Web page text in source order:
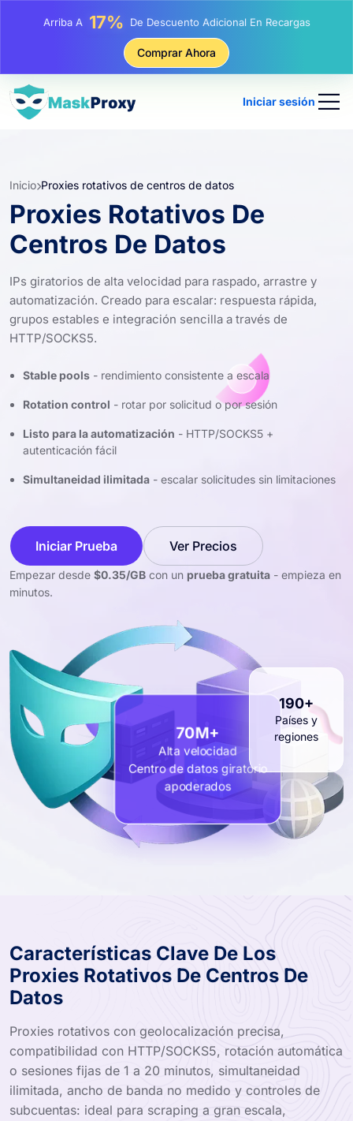
Arriba A 25% Descuento En Compras Estáticas IP
81% Descuento En Compras Rotativas IP
Comprar Ahora
Iniciar sesión
Inicio Proxies rotativos de centros de datos
Proxies Rotativos De
Centros De Datos
IPs giratorios de alta velocidad para raspado, arrastre y
automatización. Creado para escalar: respuesta rápida,
grupos estables e integración sencilla a través de
HTTP/SOCKS5.
Stable pools - rendimiento consistente a escala
Rotation control - rotar por solicitud o por sesión
Listo para la automatización - HTTP/SOCKS5 +
autenticación fácil
Simultaneidad ilimitada - escalar solicitudes sin limitaciones
Iniciar Prueba Ver Precios
Empezar desde $0.35/GB con un prueba gratuita - empieza en
minutos.
70M+
Alta velocidad
Centro de datos giratorio
apoderados
190+
Países y
regiones
Características Clave De Los
Proxies Rotativos De Centros De
Datos
Proxies rotativos con geolocalización precisa,
compatibilidad con HTTP/SOCKS5, rotación automática
o sesiones fijas de 1 a 20 minutos, simultaneidad
ilimitada, ancho de banda no medido y controles de
subcuentas: ideal para scraping a gran escala,